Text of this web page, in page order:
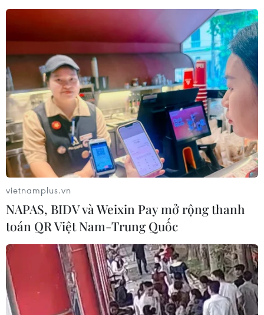
Nhiều chuyến bay tại Đức chuyển hướng do vật thể
bay gần đường băng
05/08/2026 10:54
Dự luật trừng phạt Nga của Mỹ có thể khiến châu
Âu chịu tác động ngược
05/08/2026 04:58
vietnamplus.vn
NAPAS, BIDV và Weixin Pay mở rộng thanh
toán QR Việt Nam-Trung Quốc